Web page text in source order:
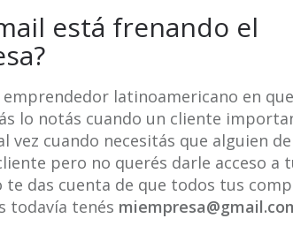
está frenando el
latinoamericano en
lo notás cuando un cliente
cuando necesitás que alguien
pero no querés darle acceso a
das cuenta de que todos tus
todavía tenés